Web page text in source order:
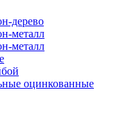
дерево
металл
металл
оцинкованные